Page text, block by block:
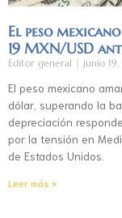
El peso
19 MXN/USD
Editor general junio
El peso mexicano
dólar, superando la
depreciación
por la tensión en
de Estados Unidos.
Leer más »